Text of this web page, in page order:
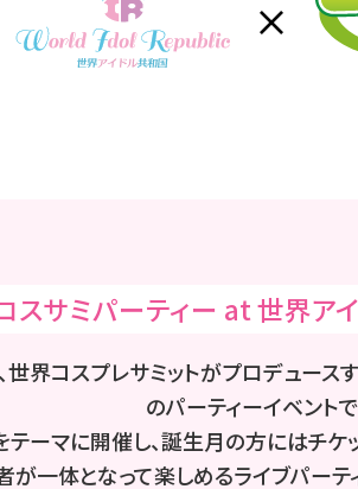
スサミパーティー at 世界ア
世界コスプレサミットがプロデュー
のパーティーイベントで
ーマに開催し、誕生月の方にはチ
が一体となって楽しめるライブパーテ